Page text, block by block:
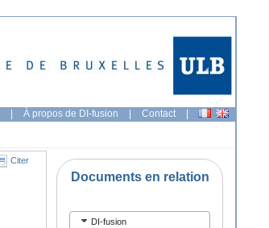
| À propos de DI-fusion | Contact |
Citer
Documents en relation
DI-fusion